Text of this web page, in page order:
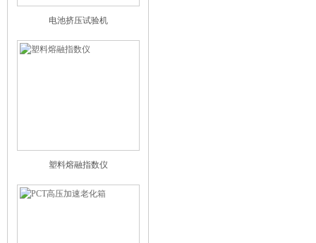
电池挤压试验机
塑料熔融指数仪